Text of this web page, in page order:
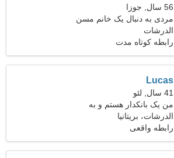
56 سال, جوزا
مردی به دنبال یک خانم مسن
الدرشات
رابطه کوتاه مدت
Lucas
41 سال, لئو
من یک بانکدار هستم و به
دنبال یک زن مهربان هستم
الدرشات، بریتانیا
رابطه واقعی